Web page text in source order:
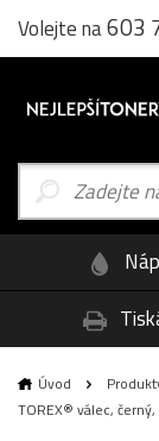
Volejte na603
Úvod
TOREX® válec,